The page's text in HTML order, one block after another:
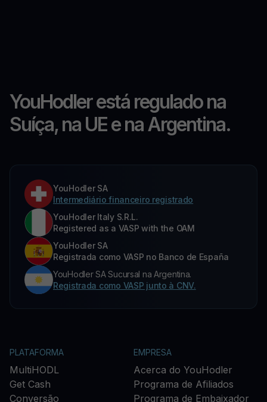
YouHodler está regulado na
Suíça, na UE e na Argentina.
YouHodler SA
Intermediário financeiro registrado
YouHodler Italy S.R.L.
Registered as a VASP with the OAM
YouHodler SA
Registrada como VASP no Banco de España
YouHodler SA Sucursal na Argentina.
Registrada como VASP junto à CNV.
PLATAFORMA
MultiHODL
Get Cash
Conversão
EMPRESA
Acerca do YouHodler
Programa de Afiliados
Programa de Embaixador